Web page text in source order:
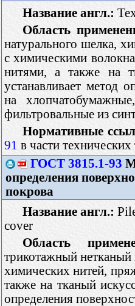
Название англ.:
Область
натурального шелка,
с химическими
нитями, а также на
устанавливает метод
на
фильтровальные из
Нормативные
91 в части
ГОСТ 3815.1-93
определения
покрова
Название англ.:
cover
Область
трикотажный нетканый
химических нитей,
также на тканый
определения